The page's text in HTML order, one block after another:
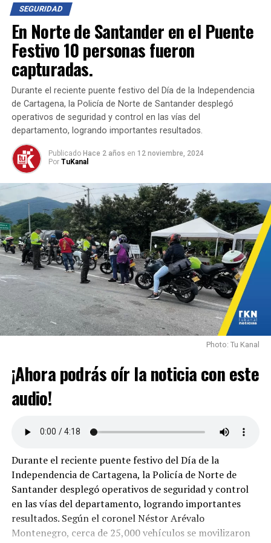
13 motocicletas marca Honda de 300 cm³, que
Próximamente, más bicicletas se sumarán a los
bici-cuadrantes para fortalecer la vigilancia móvil
en la ciudad.
El alcalde Acevedo reafirmó su compromiso con la
seguridad de los cucuteños, destacando la importancia
de trabajar de manera articulada con las instituciones.
Por su parte, el coronel William Quintero, comandante
de la Policía Metropolitana, aseguró que los nuevos
vehículos se desplegarán en las áreas con mayores
problemáticas de seguridad para mejorar la operatividad
e inteligencia en el territorio.
SEGURIDAD
En Norte de Santander en el Puente
Festivo 10 personas fueron
capturadas.
Durante el reciente puente festivo del Día de la Independencia
de Cartagena, la Policía de Norte de Santander desplegó
operativos de seguridad y control en las vías del
departamento, logrando importantes resultados.
Publicado Hace 2 años en 12 noviembre, 2024
Por TuKanal
Photo: Tu Kanal
¡Ahora podrás oír la noticia con este
audio!
Durante el reciente puente festivo del Día de la
Independencia de Cartagena, la Policía de Norte de
Santander desplegó operativos de seguridad y control
en las vías del departamento, logrando importantes
resultados. Según el coronel Néstor Arévalo
Montenegro, cerca de 25,000 vehículos se movilizaron